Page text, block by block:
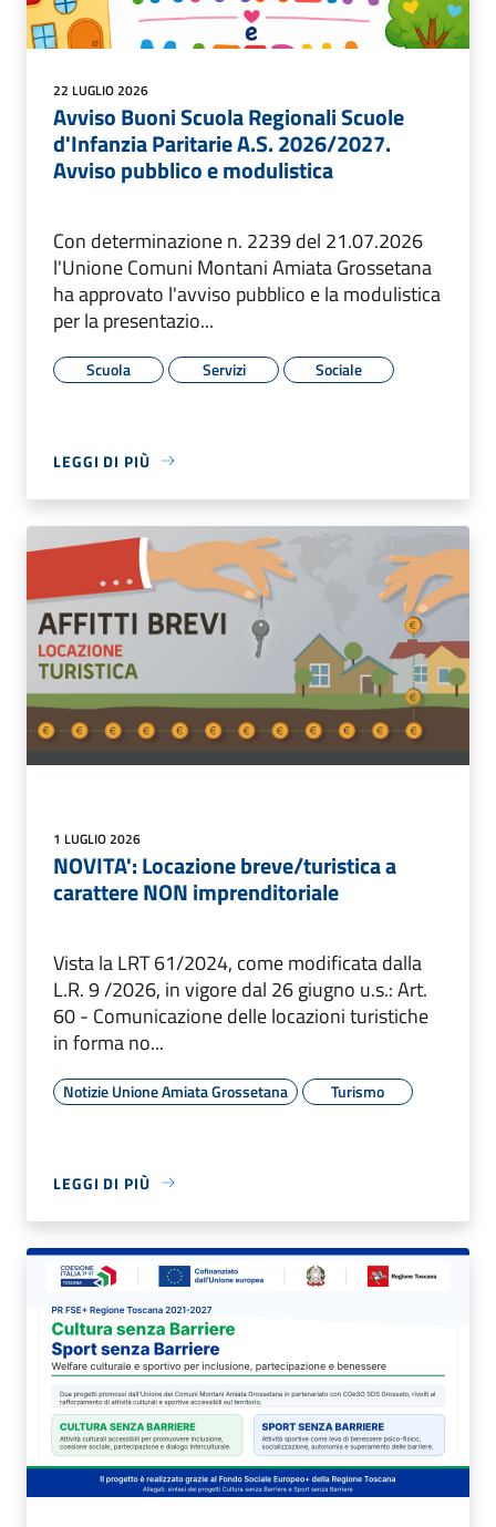
22 LUGLIO 2026
Avviso Buoni Scuola Regionali Scuole
d'Infanzia Paritarie A.S. 2026/2027.
Avviso pubblico e modulistica
Con determinazione n. 2239 del 21.07.2026
l'Unione Comuni Montani Amiata Grossetana
ha approvato l'avviso pubblico e la modulistica
per la presentazio...
Scuola Servizi Sociale
LEGGI DI PIÙ
1 LUGLIO 2026
NOVITA': Locazione breve/turistica a
carattere NON imprenditoriale
Vista la LRT 61/2024, come modificata dalla
L.R. 9 /2026, in vigore dal 26 giugno u.s.: Art.
60 - Comunicazione delle locazioni turistiche
in forma no...
Notizie Unione Amiata Grossetana Turismo
LEGGI DI PIÙ